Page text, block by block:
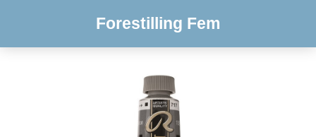
Forestilling Fem